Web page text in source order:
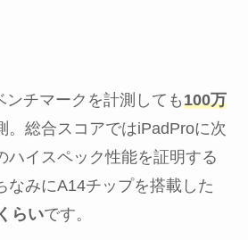
チマークを計測しても100万
。総合スコアではiPadProに次
ハイスペック性能を証明する
なみにA14チップを搭載した
らいです。